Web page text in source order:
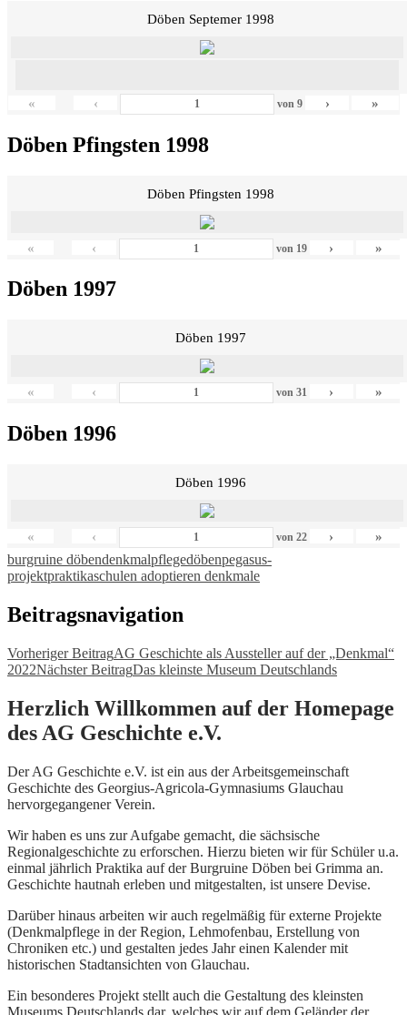
Döben Septemer 1998
« ‹ von9 › »
Döben Pfingsten 1998
Döben Pfingsten 1998
« ‹ von 19 › »
Döben 1997
Döben 1997
« ‹ von 31 › »
Döben 1996
Döben 1996
« ‹ von 22 › »
burgruine döbendenkmalpflegedöbenpegasus-
projektpraktikaschulen adoptieren denkmale
Beitragsnavigation
Vorheriger BeitragAG Geschichte als Aussteller auf der „Denkmal“
2022Nächster BeitragDas kleinste Museum Deutschlands
Herzlich Willkommen auf der Homepage
des AG Geschichte e.V.
Der AG Geschichte e.V. ist ein aus der Arbeitsgemeinschaft
Geschichte des Georgius-Agricola-Gymnasiums Glauchau
hervorgegangener Verein.
Wir haben es uns zur Aufgabe gemacht, die sächsische
Regionalgeschichte zu erforschen. Hierzu bieten wir für Schüler u.a.
einmal jährlich Praktika auf der Burgruine Döben bei Grimma an.
Geschichte hautnah erleben und mitgestalten, ist unsere Devise.
Darüber hinaus arbeiten wir auch regelmäßig für externe Projekte
(Denkmalpflege in der Region, Lehmofenbau, Erstellung von
Chroniken etc.) und gestalten jedes Jahr einen Kalender mit
historischen Stadtansichten von Glauchau.
Ein besonderes Projekt stellt auch die Gestaltung des kleinsten
Museums Deutschlands dar, welches wir auf dem Geländer der